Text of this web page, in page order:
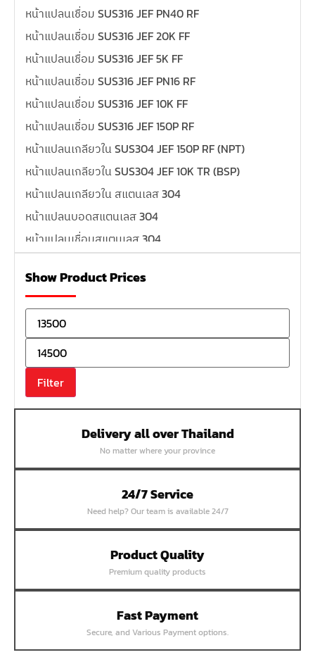
หน้าแปลนเชื่อม SUS316 JEF PN40 RF
หน้าแปลนเชื่อม SUS316 JEF 20K FF
หน้าแปลนเชื่อม SUS316 JEF 5K FF
หน้าแปลนเชื่อม SUS316 JEF PN16 RF
หน้าแปลนเชื่อม SUS316 JEF 10K FF
หน้าแปลนเชื่อม SUS316 JEF 150P RF
หน้าแปลนเกลียวใน SUS304 JEF 150P RF (NPT)
หน้าแปลนเกลียวใน SUS304 JEF 10K TR (BSP)
หน้าแปลนเกลียวใน สแตนเลส 304
หน้าแปลนบอดสแตนเลส 304
หน้าแปลนเชื่อมสแตนเลส 304
หน้าแปลนเหล็กคอสูง
หน้าแปลนเชื่อมเหล็กสลิปออน
หน้าแปลนเชื่อมเหล็กบอด
หน้าแปลนเชื่อมบอด SUS304 JEF 300P RF
หน้าแปลนเชื่อมบอด SUS304 JEF PN40 RF
หน้าแปลนเชื่อมบอด SUS304 JEF PN16 RF
หน้าแปลนเชื่อมบอด SUS304 JEF 10K FF
หน้าแปลนเชื่อมบอด SUS304 JEF 5K FF
หน้าแปลนเชื่อมบอด SUS304 JEF 150P RF
หน้าแปลนสลิปออน SUS304 JEF 300P SORF
หน้าแปลนเชื่อม SUS304 JEF PN40 RF
หน้าแปลนเชื่อม SUS304 JEF PN25 RF
หน้าแปลนเชื่อม SUS304 JEF PN16 RF
หน้าแปลนเชื่อม SUS304 JEF 20K FF
Show Product Prices
Filter
Delivery all over Thailand
No matter where your province
24/7 Service
Need help? Our team is available 24/7
Product Quality
Premium quality products
Fast Payment
Secure, and Various Payment options.